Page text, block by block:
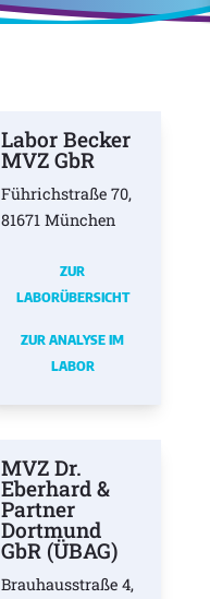
Labor Becker
MVZ GbR
Führichstraße 70,
81671 München
ZUR
LABORÜBERSICHT
ZUR ANALYSE IM
LABOR
MVZ Dr.
Eberhard &
Partner
Dortmund
GbR (ÜBAG)
Brauhausstraße 4,